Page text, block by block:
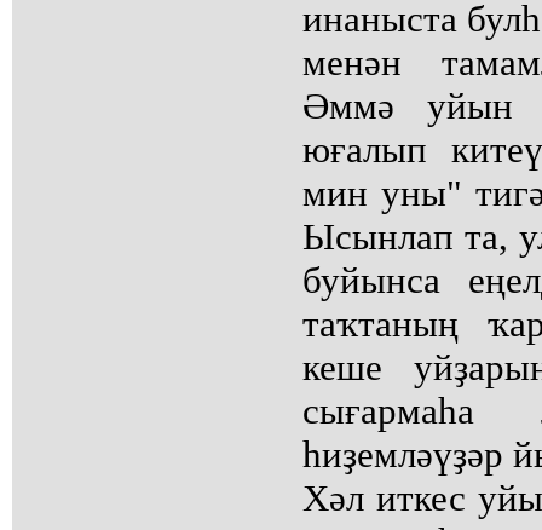
инаныста
менән
Әммә уйын
юғалып
мин уны"
Ысынлап та,
буйынса
таҡтаның
кеше
һиҙемләүҙәр
Хәл иткес